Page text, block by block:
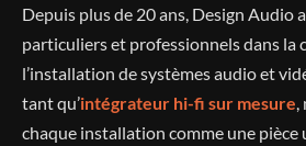
Depuis plus de 20 ans, Design Audio
particuliers et professionnels dans la
l’installation de systèmes audio et
tant qu’intégrateur hi-fi sur mesure,
chaque installation comme une pièce